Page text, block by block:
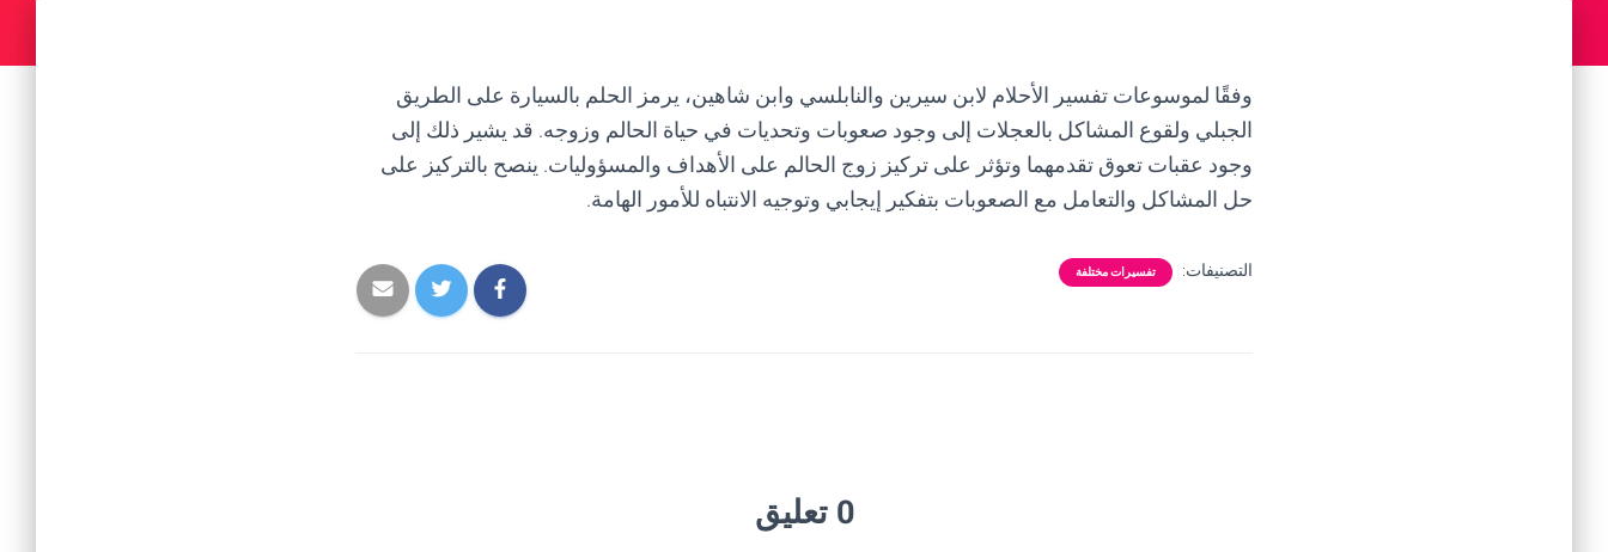
وفقًا لموسوعات تفسير الأحلام لابن سيرين والنابلسي وابن شاهين، يرمز الحلم بالسيارة على الطريق
الجبلي ولقوع المشاكل بالعجلات إلى وجود صعوبات وتحديات في حياة الحالم وزوجه. قد يشير ذلك إلى
وجود عقبات تعوق تقدمهما وتؤثر على تركيز زوج الحالم على الأهداف والمسؤوليات. ينصح بالتركيز على
حل المشاكل والتعامل مع الصعوبات بتفكير إيجابي وتوجيه الانتباه للأمور الهامة.
التصنيفات: تفسيرات مختلفة
0 تعليق